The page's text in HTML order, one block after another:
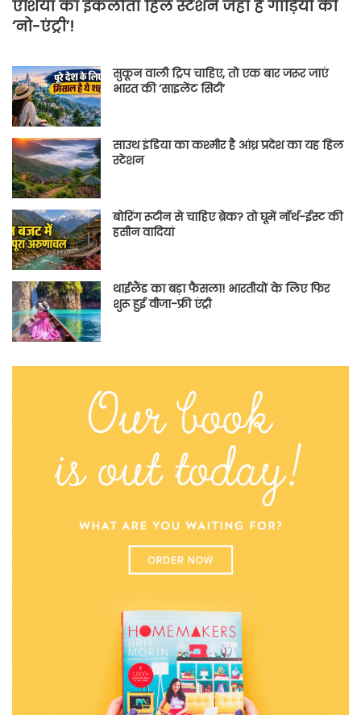
एशिया का इकलौता हिल स्टेशन जहां है गाड़ियों की
‘नो-एंट्री’!
सुकून वाली ट्रिप चाहिए, तो एक बार जरूर जाएं
भारत की ‘साइलेंट सिटी’
साउथ इंडिया का कश्मीर है आंध्र प्रदेश का यह हिल
स्टेशन
बोरिंग रूटीन से चाहिए ब्रेक? तो घूमें नॉर्थ-ईस्ट की
हसीन वादियां
थाईलैंड का बड़ा फैसला! भारतीयों के लिए फिर
शुरू हुई वीजा-फ्री एंट्री